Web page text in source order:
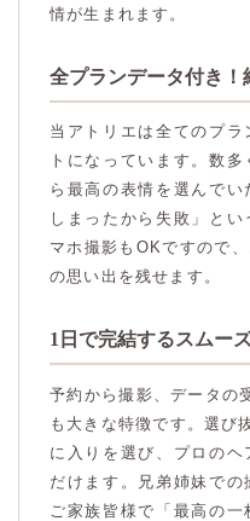
情が生まれます。
全プランデータ付き！
当アトリエは全てのプ
トになっています。数
ら最高の表情を選んで
しまったから失敗」と
マホ撮影もOKですので
の思い出を残せます。
1日で完結するスムー
予約から撮影、データの
も大きな特徴です。選び
に入りを選び、プロの
だけます。兄弟姉妹での
ご家族皆様で「最高の